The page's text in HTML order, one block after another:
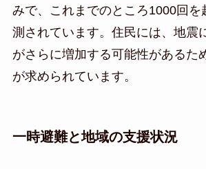
みで、これまでのところ1000回を
測されています。住民には、地震
がさらに増加する可能性があるた
が求められています。
一時避難と地域の支援状況